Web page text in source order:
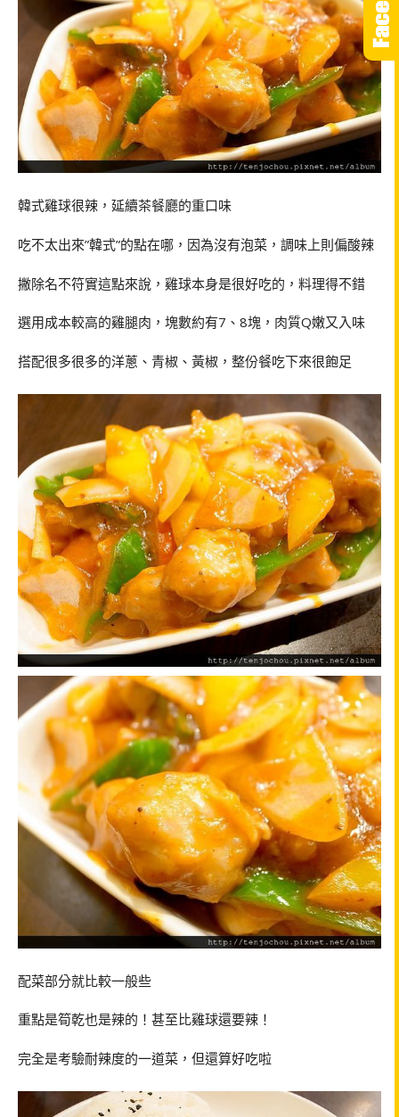
韓式雞球很辣，延續茶餐廳的重口味
吃不太出來”韓式”的點在哪，因為沒有泡菜，調味上則偏酸辣
撇除名不符實這點來說，雞球本身是很好吃的，料理得不錯
選用成本較高的雞腿肉，塊數約有7、8塊，肉質Q嫩又入味
搭配很多很多的洋蔥、青椒、黃椒，整份餐吃下來很飽足
配菜部分就比較一般些
重點是筍乾也是辣的！甚至比雞球還要辣！
完全是考驗耐辣度的一道菜，但還算好吃啦